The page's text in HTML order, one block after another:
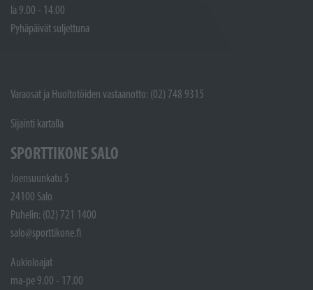
la 9.00 - 14.00
Pyhäpäivät suljettuna
Varaosat ja Huoltotöiden vastaanotto: (02) 748 9315
Sijainti kartalla
SPORTTIKONE SALO
Joensuunkatu 5
24100 Salo
Puhelin: (02) 721 1400
salo@sporttikone.fi
Aukioloajat
ma-pe 9.00 - 17.00